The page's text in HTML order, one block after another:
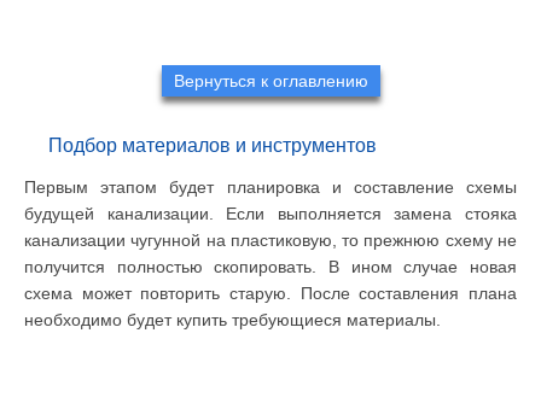
Вернуться к оглавлению
Подбор материалов и инструментов
Первым этапом будет планировка и составление схемы
будущей канализации. Если выполняется замена стояка
канализации чугунной на пластиковую, то прежнюю схему не
получится полностью скопировать. В ином случае новая
схема может повторить старую. После составления плана
необходимо будет купить требующиеся материалы.